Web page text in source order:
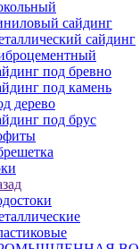
сайдинг
сайдинг
под бревно
под камень
дерево
под брус